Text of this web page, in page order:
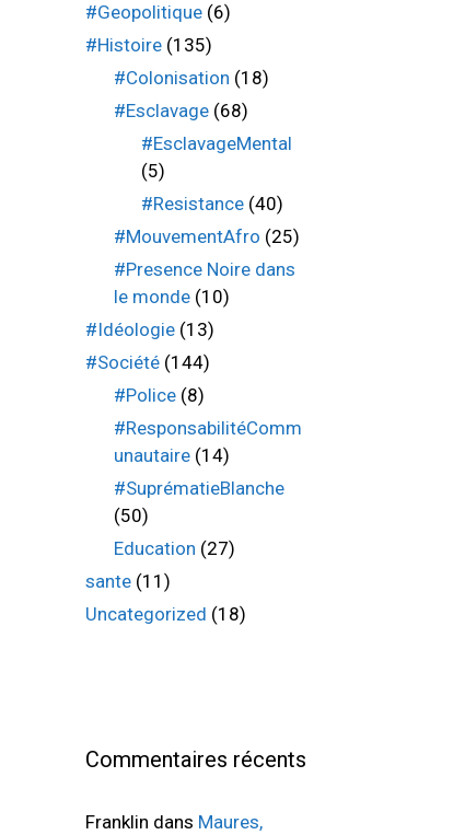
#Geopolitique (6)
#Histoire (135)
#Colonisation (18)
#Esclavage(68)
#EsclavageMental
(5)
#Resistance (40)
#MouvementAfro (25)
#Presence Noire dans
le monde(10)
#Idéologie (13)
#Société (144)
#Police(8)
#ResponsabilitéComm
unautaire(14)
#SuprématieBlanche
(50)
Education (27)
sante (11)
Uncategorized (18)
Commentaires récents
Franklin dans Maures,